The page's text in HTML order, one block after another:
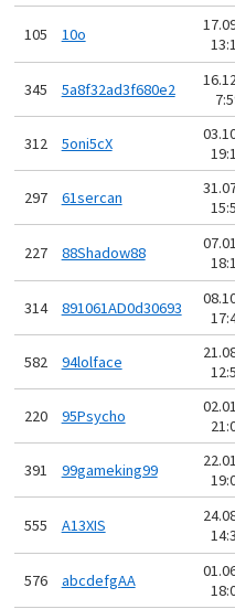
105 10o
345 5a8f32ad3f680e2
312 5oni5cX
297 61sercan
227 88Shadow88
314 891061AD0d30693
582 94lolface
220 95Psycho
391 99gameking99
555 A13XIS
576 abcdefgAA